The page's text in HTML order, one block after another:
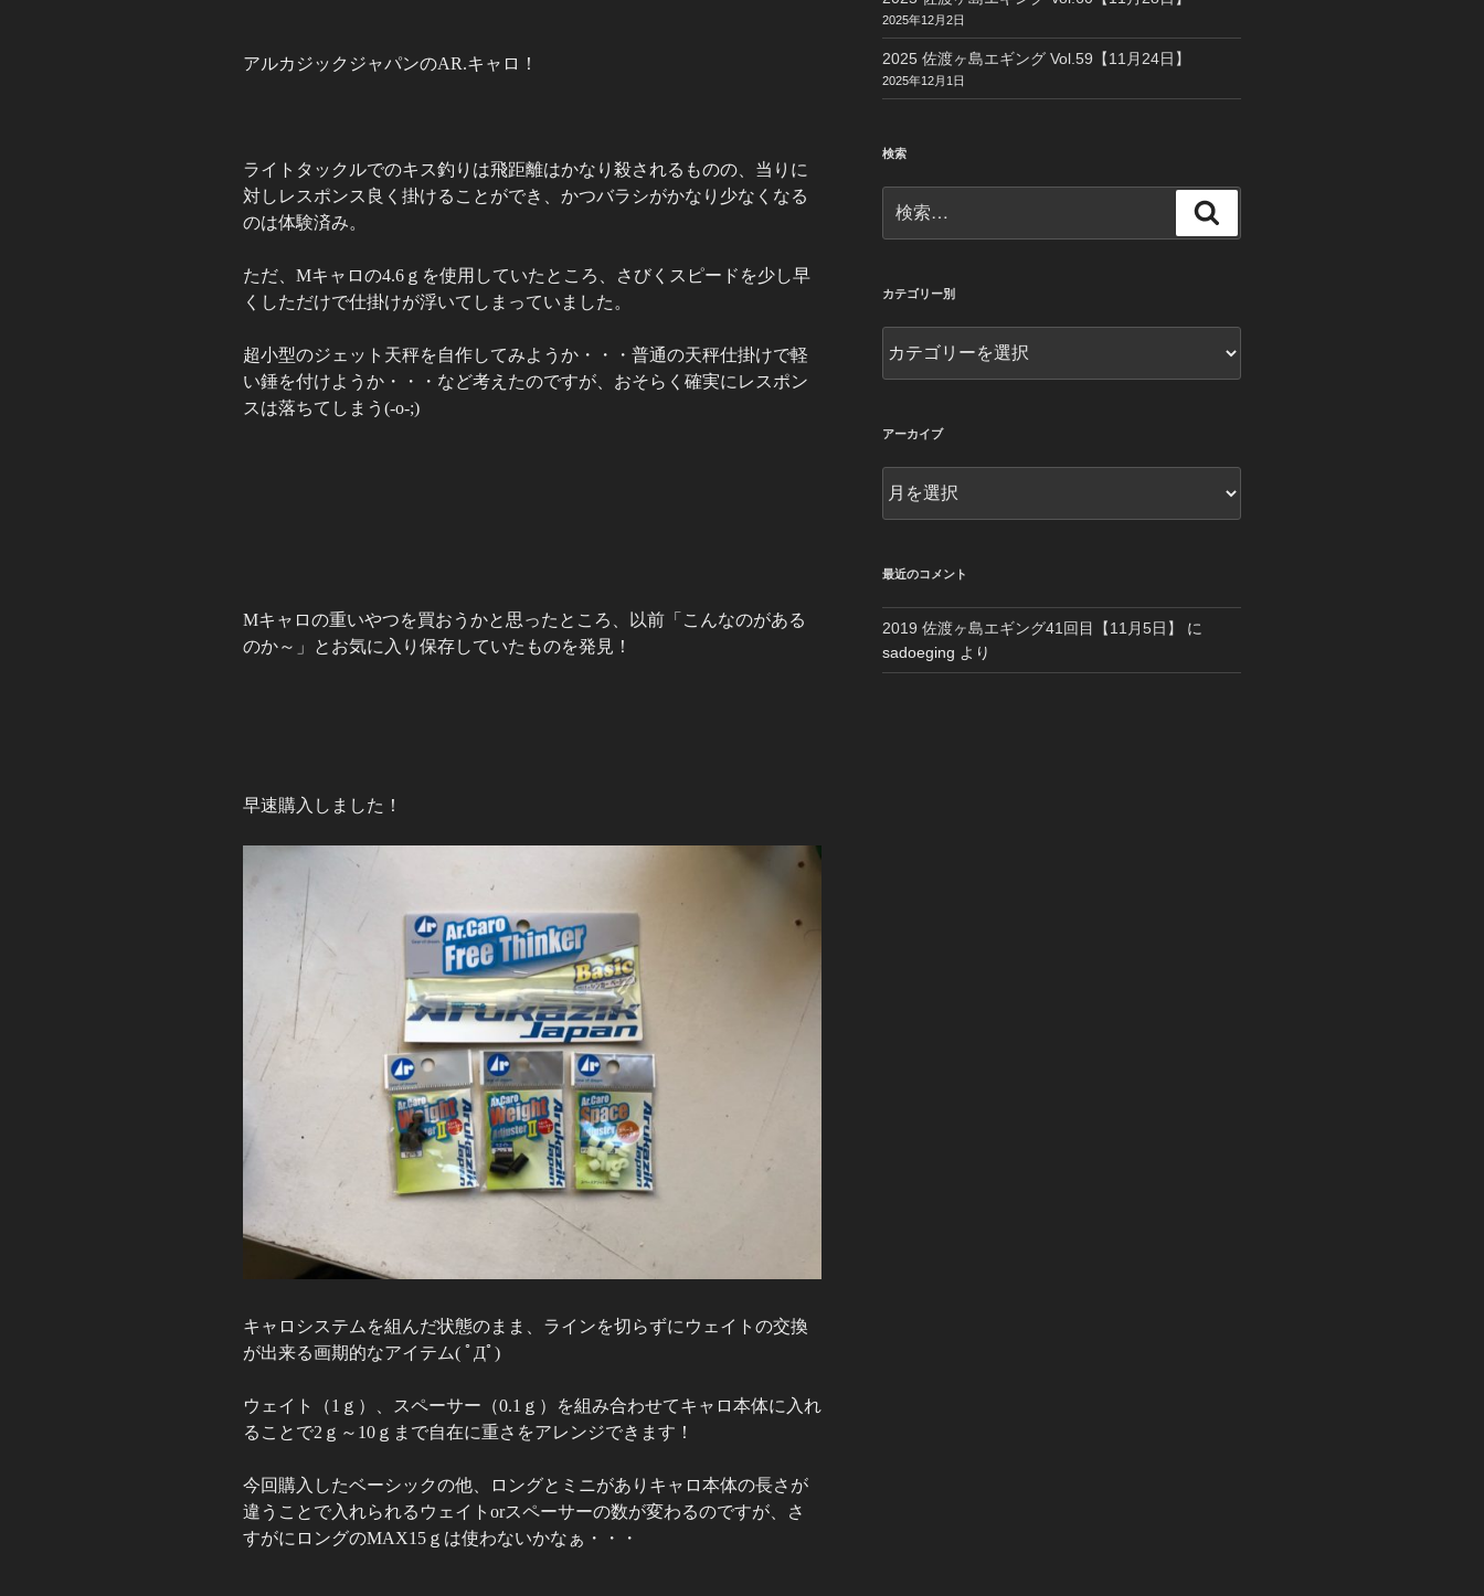
アルカジックジャパンのAR.キャロ！
ライトタックルでのキス釣りは飛距離はかなり殺されるものの、当りに
対しレスポンス良く掛けることができ、かつバラシがかなり少なくなる
のは体験済み。
ただ、Mキャロの4.6ｇを使用していたところ、さびくスピードを少し早
くしただけで仕掛けが浮いてしまっていました。
超小型のジェット天秤を自作してみようか・・・普通の天秤仕掛けで軽
い錘を付けようか・・・など考えたのですが、おそらく確実にレスポン
スは落ちてしまう(-o-;)
Mキャロの重いやつを買おうかと思ったところ、以前「こんなのがある
のか～」とお気に入り保存していたものを発見！
早速購入しました！
キャロシステムを組んだ状態のまま、ラインを切らずにウェイトの交換
が出来る画期的なアイテム( ﾟДﾟ)
ウェイト（1ｇ）、スペーサー（0.1ｇ）を組み合わせてキャロ本体に入れ
ることで2ｇ～10ｇまで自在に重さをアレンジできます！
今回購入したベーシックの他、ロングとミニがありキャロ本体の長さが
違うことで入れられるウェイトorスペーサーの数が変わるのですが、さ
すがにロングのMAX15ｇは使わないかなぁ・・・
2025年12月2日
2025 佐渡ヶ島エギング Vol.59【11月24日】
2025年12月1日
検索
索:
索
カテゴリー別
テ
ー
アーカイブ
ー
ブ
最近のコメント
2019 佐渡ヶ島エギング41回目【11月5日】
に
sadoeging より